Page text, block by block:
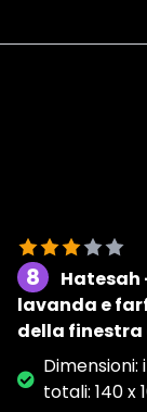
8
Hatesah
lavanda e
della finestra
totali: 140 x